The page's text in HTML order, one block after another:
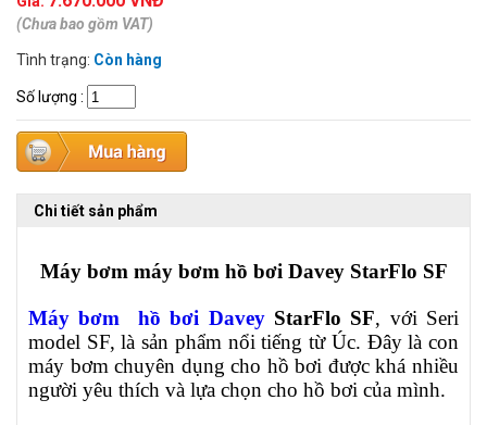
(Chưa bao gồm VAT)
Tình trạng: Còn hàng
Số lượng :
Chi tiết sản phẩm
Máy bơm máy bơm hồ bơi Davey StarFlo SF
Máy bơm hồ bơi DaveyStarFlo SF, với Seri
model SF, là sản phẩm nổi tiếng từ Úc. Đây là con
máy bơm chuyên dụng cho hồ bơi được khá nhiều
người yêu thích và lựa chọn cho hồ bơi của mình.